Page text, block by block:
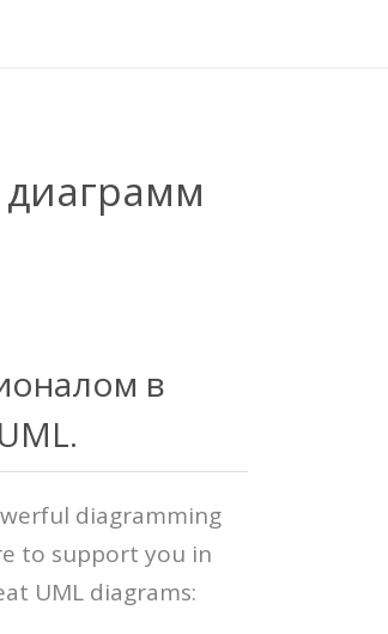
в
diagramming
to support you in
UML diagrams: